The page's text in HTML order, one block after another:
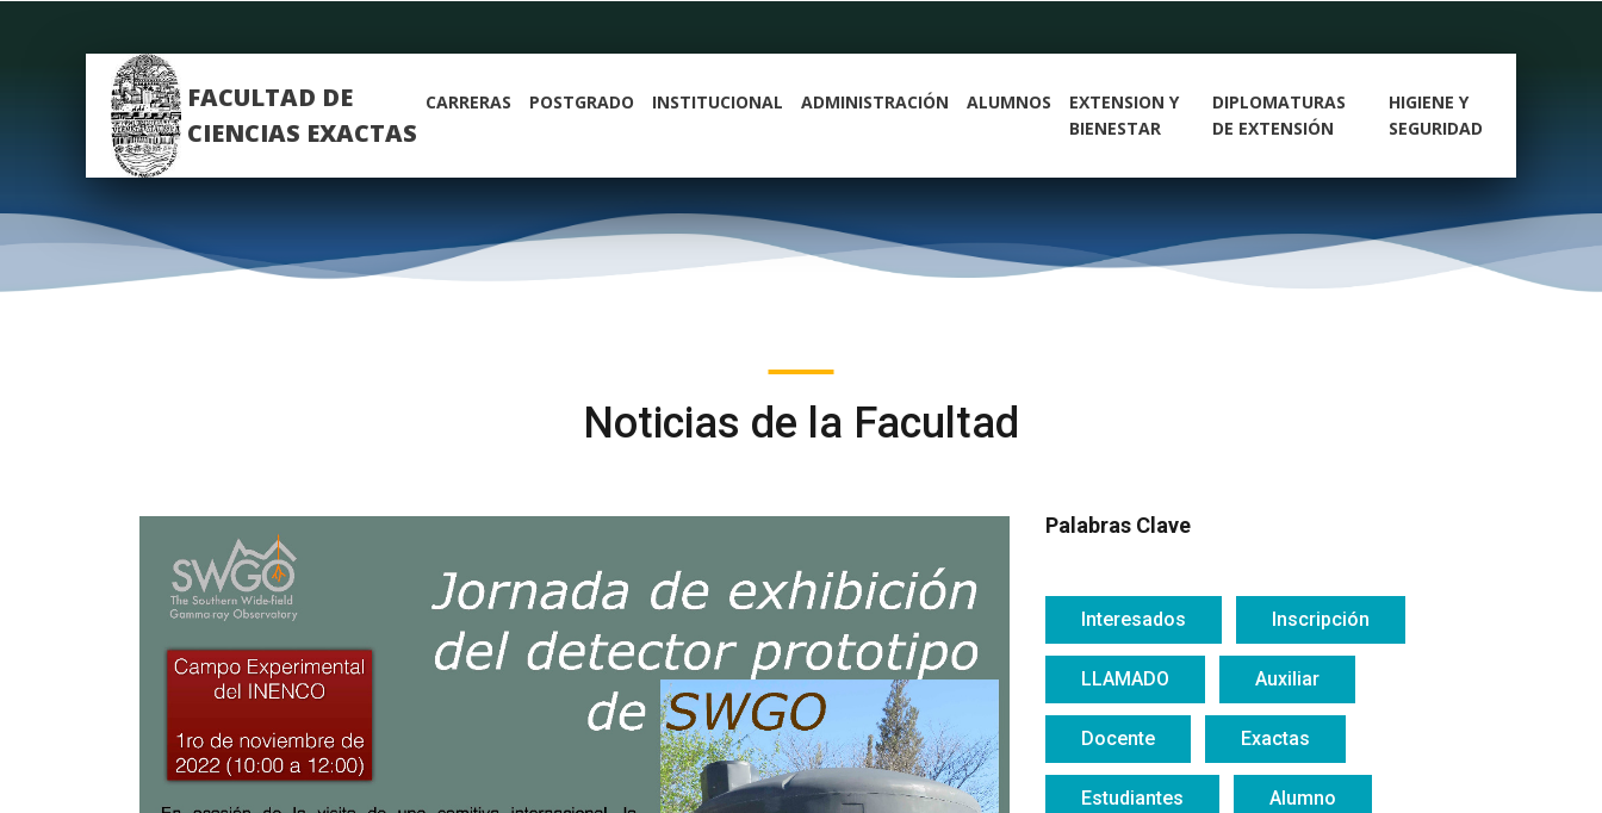
FACULTAD DE
CIENCIAS EXACTAS
CARRERAS POSTGRADO INSTITUCIONAL ADMINISTRACIÓN ALUMNOS
EXTENSION Y
BIENESTAR
DIPLOMATURAS
DE EXTENSIÓN
HIGIENE Y
SEGURIDAD
Noticias de la Facultad
Palabras Clave
Interesados Inscripción
LLAMADO Auxiliar
Docente Exactas
Estudiantes Alumno